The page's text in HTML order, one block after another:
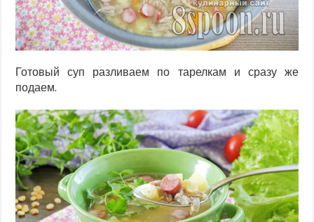
Готовый суп разливаем по тарелкам и сразу же
подаем.